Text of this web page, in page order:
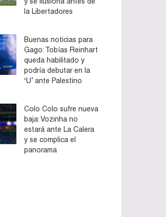
la Libertadores
Buenas noticias para
Gago: Tobías Reinhart
queda habilitado y
podría debutar en la
‘U’ ante Palestino
Colo Colo sufre nueva
baja: Vozinha no
estará ante La Calera
y se complica el
panorama